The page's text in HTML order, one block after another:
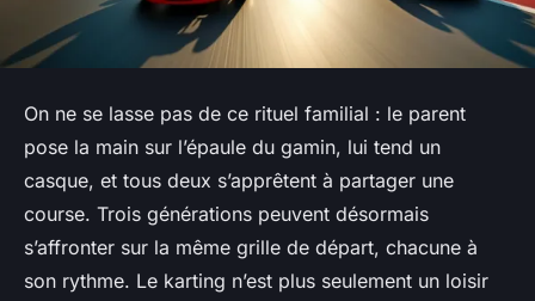
On ne se lasse pas de ce rituel familial : le parent
pose la main sur l’épaule du gamin, lui tend un
casque, et tous deux s’apprêtent à partager une
course. Trois générations peuvent désormais
s’affronter sur la même grille de départ, chacune à
son rythme. Le karting n’est plus seulement un loisir